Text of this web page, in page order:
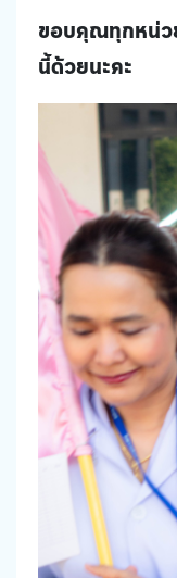
ขอบคุณทุกหน่ว
นี้ด้วยนะคะ